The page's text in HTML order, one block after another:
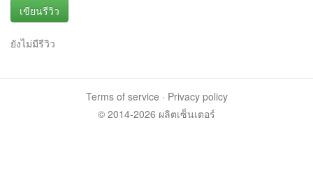
เขียนรีวิว
ยังไม่มีรีวิว
Terms of service · Privacy policy
© 2014-2026 ผลิตเซ็นเตอร์